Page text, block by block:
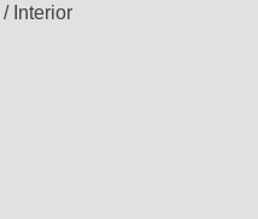
/ Interior